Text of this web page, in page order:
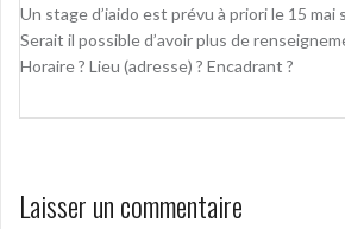
Un stage d’iaido est prévu à priori le 15
Serait il possible d’avoir plus de
Horaire ? Lieu (adresse) ? Encadrant ?
Laisser un commentaire